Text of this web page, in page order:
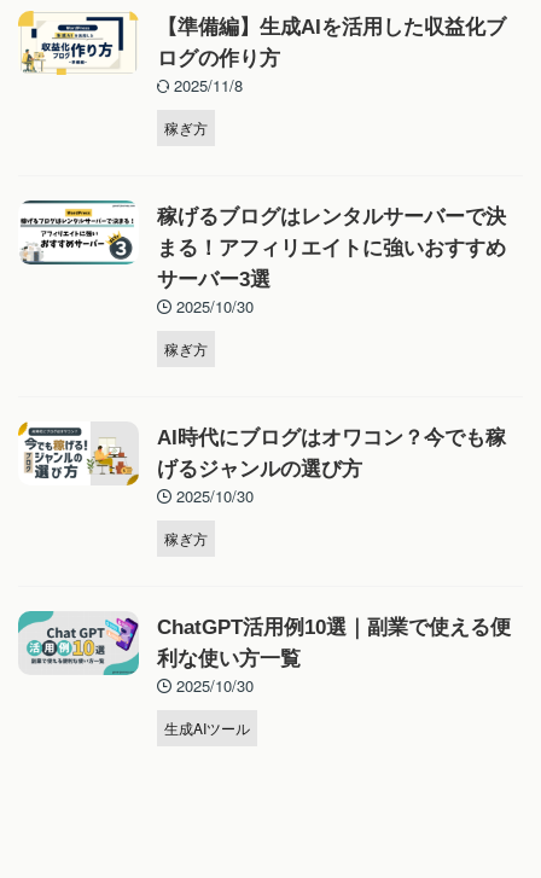
【準備編】生成AIを活用した収益化ブ
ログの作り方
2025/11/8
稼ぎ方
稼げるブログはレンタルサーバーで決
まる！アフィリエイトに強いおすすめ
サーバー3選
2025/10/30
稼ぎ方
AI時代にブログはオワコン？今でも稼
げるジャンルの選び方
2025/10/30
稼ぎ方
ChatGPT活用例10選｜副業で使える便
利な使い方一覧
2025/10/30
生成AIツール